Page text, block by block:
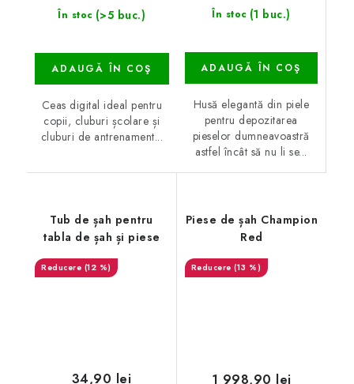
În stoc (>5 buc.)
ADAUGĂ ÎN COŞ
Ceas digital ideal pentru
copii, cluburi școlare și
cluburi de antrenament...
În stoc (1 buc.)
ADAUGĂ ÎN COŞ
Husă elegantă din piele
pentru depozitarea
pieselor dumneavoastră
astfel încât să nu li se...
Tub de șah pentru
tabla de șah și piese
(12 %)
34,90 lei
Piese de șah Champion
Red
(13 %)
1 998,90 lei